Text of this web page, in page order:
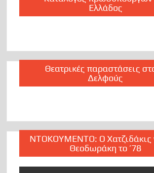
Ελλάδος
Θεατρικές παραστάσεις
Δελφούς
ΝΤΟΚΟΥΜΕΝΤΟ: Ο Χατζιδάκις
Θεοδωράκη το ’78